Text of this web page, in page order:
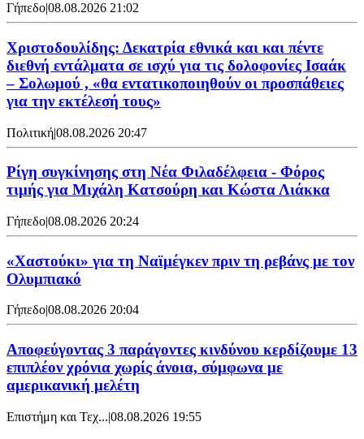
Γήπεδο|08.08.2026 21:02
Χριστοδουλίδης: Δεκατρία εθνικά και και πέντε
διεθνή εντάλματα σε ισχύ για τις δολοφονίες Ισαάκ
– Σολωμού , «θα εντατικοποιηθούν οι προσπάθειες
για την εκτέλεσή τους»
Πολιτική|08.08.2026 20:47
Ρίγη συγκίνησης στη Νέα Φιλαδέλφεια - Φόρος
τιμής για Μιχάλη Κατσούρη και Κώστα Λιάκκα
Γήπεδο|08.08.2026 20:24
«Χαστούκι» για τη Ναϊμέγκεν πριν τη ρεβάνς με τον
Ολυμπιακό
Γήπεδο08.08.2026 20:04
Αποφεύγοντας 3 παράγοντες κινδύνου κερδίζουμε 13
επιπλέον χρόνια χωρίς άνοια, σύμφωνα με
αμερικανική μελέτη
Επιστήμη και Τεχ...|08.08.2026 19:55